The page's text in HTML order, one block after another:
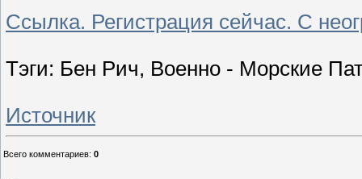
Ссылка. Регистрация сейчас. С
Тэги: Бен Рич, Военно - Морские
Источник
Всего комментариев: 0